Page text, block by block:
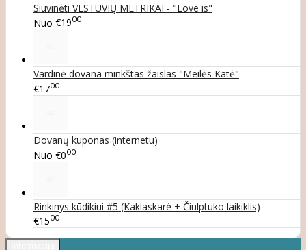
Siuvinėti VESTUVIŲ METRIKAI - "Love is"
Nuo €1900
Vardinė dovana minkštas žaislas "Meilės Katė"
€1700
Dovanų kuponas (internetu)
Nuo €000
Rinkinys kūdikiui #5 (Kaklaskarė + Čiulptuko laikiklis)
€1500